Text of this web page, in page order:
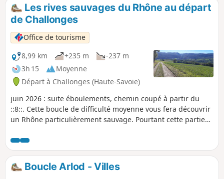
Valserine, du pays de Gex et de la Haute Chaîne du Jura.
Une partie du parcours traverse la Réserve Naturelle
Nationale de la Haute Chaîne du Jura, soumise à une
réglementation spécifique :Les chiens sont interdits, même
tenus en laisse, ainsi que le bivouac en tente.Merci de
respecter ces règles pour préserver la richesse de cet
environnement exceptionnel.
Les rives sauvages du Rhône au départ
de Challonges
Office de tourisme
8,99 km
+235 m
-237 m
3h 15
Moyenne
Départ à Challonges (Haute-Savoie)
juin 2026 : suite éboulements, chemin coupé à partir du
::8::. Cette boucle de difficulté moyenne vous fera découvrir
un Rhône particulièrement sauvage. Pourtant cette partie
humaine de par l'extraction de l'asphalte et des pierres de
Seyssel.
Boucle Arlod - Villes